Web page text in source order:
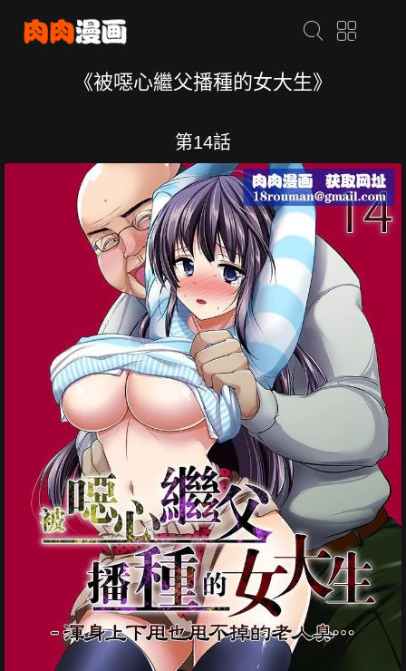
《被噁心繼父播種的女大生》
第14話